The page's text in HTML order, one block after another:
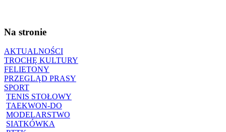
Na stronie
AKTUALNOŚCI
TROCHĘ KULTURY
FELIETONY
PRZEGLĄD PRASY
SPORT
TENIS STOŁOWY
TAEKWON-DO
MODELARSTWO
SIATKÓWKA